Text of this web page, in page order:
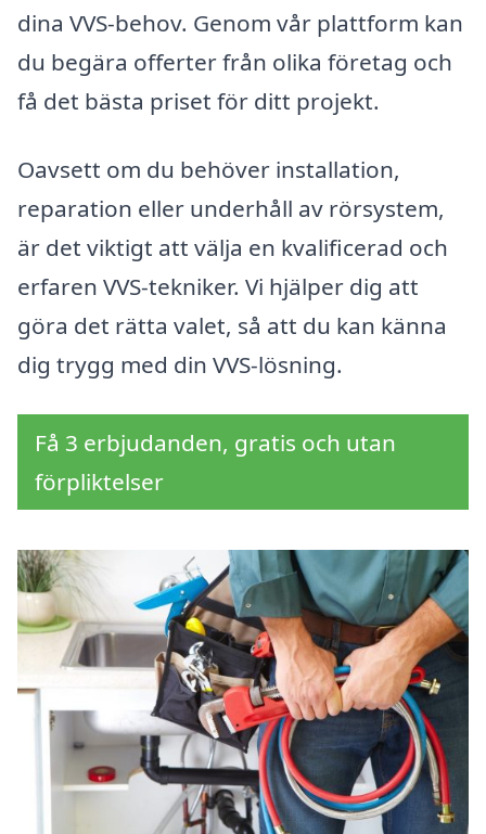
dina VVS-behov. Genom vår plattform kan
du begära offerter från olika företag och
få det bästa priset för ditt projekt.
Oavsett om du behöver installation,
reparation eller underhåll av rörsystem,
är det viktigt att välja en kvalificerad och
erfaren VVS-tekniker. Vi hjälper dig att
göra det rätta valet, så att du kan känna
dig trygg med din VVS-lösning.
Få 3 erbjudanden, gratis och utan
förpliktelser